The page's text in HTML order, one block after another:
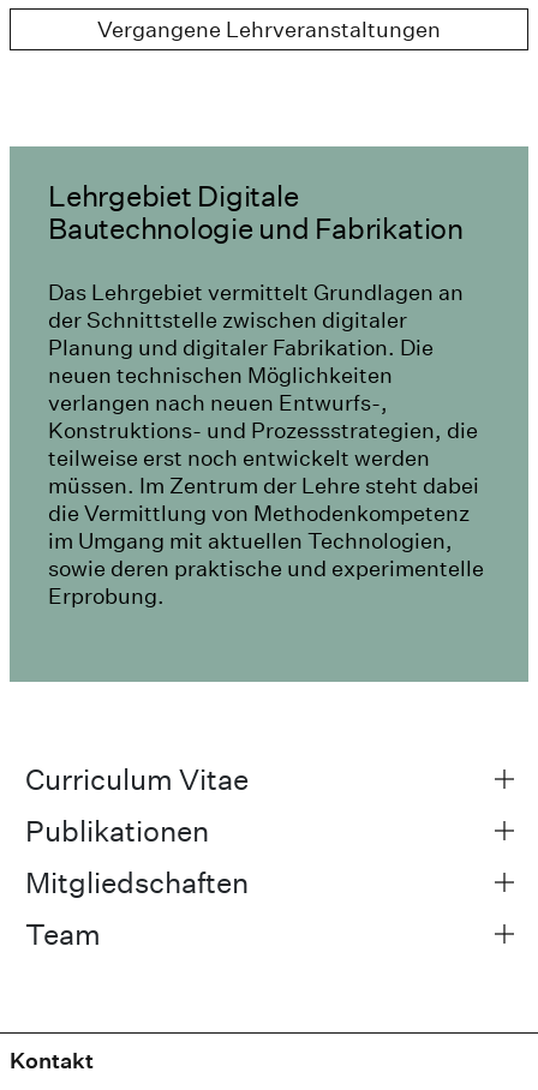
Vergangene Lehrveranstaltungen
Lehrgebiet Digitale
Bautechnologie und Fabrikation
Das Lehrgebiet vermittelt Grundlagen an
der Schnittstelle zwischen digitaler
Planung und digitaler Fabrikation. Die
neuen technischen Möglichkeiten
verlangen nach neuen Entwurfs-,
Konstruktions- und Prozessstrategien, die
teilweise erst noch entwickelt werden
müssen. Im Zentrum der Lehre steht dabei
die Vermittlung von Methodenkompetenz
im Umgang mit aktuellen Technologien,
sowie deren praktische und experimentelle
Erprobung.
Curriculum Vitae
Publikationen
Mitgliedschaften
Team
Kontakt